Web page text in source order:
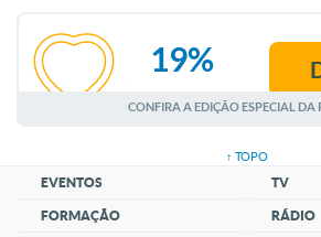
AGOSTO
19%
CONFIRA A EDIÇÃO ESPECIAL DA
↑ TOPO
EVENTOS
FORMAÇÃO
TV
RÁDIO